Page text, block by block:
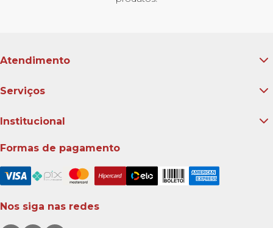
Atendimento
Serviços
Institucional
Formas de pagamento
Nos siga nas redes